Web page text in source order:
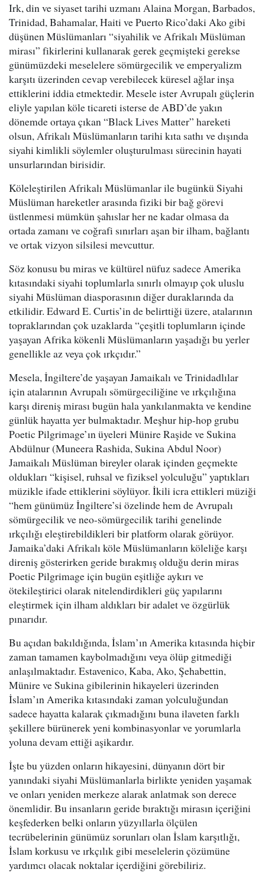
Irk, din ve siyaset tarihi uzmanı Alaina Morgan, Barbados,
Trinidad, Bahamalar, Haiti ve Puerto Rico’daki Ako gibi
düşünen Müslümanları “siyahilik ve Afrikalı Müslüman
mirası” fikirlerini kullanarak gerek geçmişteki gerekse
günümüzdeki meselelere sömürgecilik ve emperyalizm
karşıtı üzerinden cevap verebilecek küresel ağlar inşa
ettiklerini iddia etmektedir. Mesele ister Avrupalı güçlerin
eliyle yapılan köle ticareti isterse de ABD’de yakın
dönemde ortaya çıkan “Black Lives Matter” hareketi
olsun, Afrikalı Müslümanların tarihi kıta sathı ve dışında
siyahi kimlikli söylemler oluşturulması sürecinin hayati
unsurlarından birisidir.
Köleleştirilen Afrikalı Müslümanlar ile bugünkü Siyahi
Müslüman hareketler arasında fiziki bir bağ görevi
üstlenmesi mümkün şahıslar her ne kadar olmasa da
ortada zamanı ve coğrafi sınırları aşan bir ilham, bağlantı
ve ortak vizyon silsilesi mevcuttur.
Söz konusu bu miras ve kültürel nüfuz sadece Amerika
kıtasındaki siyahi toplumlarla sınırlı olmayıp çok uluslu
siyahi Müslüman diasporasının diğer duraklarında da
etkilidir. Edward E. Curtis’in de belirttiği üzere, atalarının
topraklarından çok uzaklarda “çeşitli toplumların içinde
yaşayan Afrika kökenli Müslümanların yaşadığı bu yerler
genellikle az veya çok ırkçıdır.”
Mesela, İngiltere’de yaşayan Jamaikalı ve Trinidadlılar
için atalarının Avrupalı sömürgeciliğine ve ırkçılığına
karşı direniş mirası bugün hala yankılanmakta ve kendine
günlük hayatta yer bulmaktadır. Meşhur hip-hop grubu
Poetic Pilgrimage’ın üyeleri Münire Raşide ve Sukina
Abdülnur (Muneera Rashida, Sukina Abdul Noor)
Jamaikalı Müslüman bireyler olarak içinden geçmekte
oldukları “kişisel, ruhsal ve fiziksel yolculuğu” yaptıkları
müzikle ifade ettiklerini söylüyor. İkili icra ettikleri müziği
“hem günümüz İngiltere’si özelinde hem de Avrupalı
sömürgecilik ve neo-sömürgecilik tarihi genelinde
ırkçılığı eleştirebildikleri bir platform olarak görüyor.
Jamaika’daki Afrikalı köle Müslümanların köleliğe karşı
direniş gösterirken geride bırakmış olduğu derin miras
Poetic Pilgrimage için bugün eşitliğe aykırı ve
ötekileştirici olarak nitelendirdikleri güç yapılarını
eleştirmek için ilham aldıkları bir adalet ve özgürlük
pınarıdır.
Bu açıdan bakıldığında, İslam’ın Amerika kıtasında hiçbir
zaman tamamen kaybolmadığını veya ölüp gitmediği
anlaşılmaktadır. Estavenico, Kaba, Ako, Şehabettin,
Münire ve Sukina gibilerinin hikayeleri üzerinden
İslam’ın Amerika kıtasındaki zaman yolculuğundan
sadece hayatta kalarak çıkmadığını buna ilaveten farklı
şekillere bürünerek yeni kombinasyonlar ve yorumlarla
yoluna devam ettiği aşikardır.
İşte bu yüzden onların hikayesini, dünyanın dört bir
yanındaki siyahi Müslümanlarla birlikte yeniden yaşamak
ve onları yeniden merkeze alarak anlatmak son derece
önemlidir. Bu insanların geride bıraktığı mirasın içeriğini
keşfederken belki onların yüzyıllarla ölçülen
tecrübelerinin günümüz sorunları olan İslam karşıtlığı,
İslam korkusu ve ırkçılık gibi meselelerin çözümüne
yardımcı olacak noktalar içerdiğini görebiliriz.